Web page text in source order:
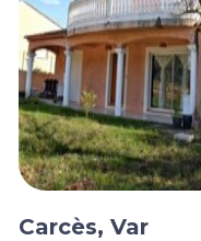
5
bain: 2
Carcès, Var